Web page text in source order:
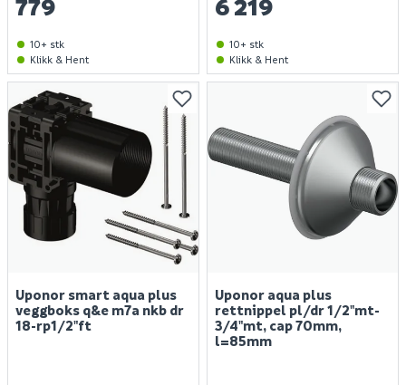
779
10+ stk
Klikk & Hent
6 219
10+ stk
Klikk & Hent
Uponor smart aqua plus
veggboks q&e m7a nkb dr
18-rp1/2"ft
Uponor aqua plus
rettnippel pl/dr 1/2"mt-
3/4"mt, cap 70mm,
l=85mm